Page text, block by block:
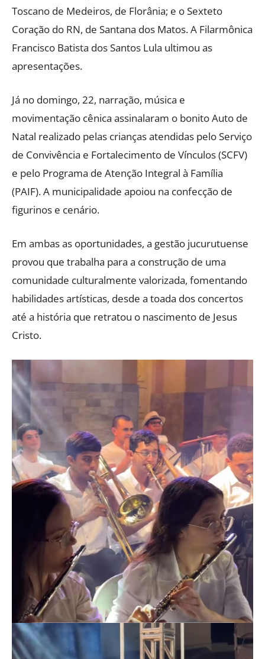
Toscano de Medeiros, de Florânia; e o Sexteto
Coração do RN, de Santana dos Matos. A Filarmônica
Francisco Batista dos Santos Lula ultimou as
apresentações.
Já no domingo, 22, narração, música e
movimentação cênica assinalaram o bonito Auto de
Natal realizado pelas crianças atendidas pelo Serviço
de Convivência e Fortalecimento de Vínculos (SCFV)
e pelo Programa de Atenção Integral à Família
(PAIF). A municipalidade apoiou na confecção de
figurinos e cenário.
Em ambas as oportunidades, a gestão jucurutuense
provou que trabalha para a construção de uma
comunidade culturalmente valorizada, fomentando
habilidades artísticas, desde a toada dos concertos
até a história que retratou o nascimento de Jesus
Cristo.